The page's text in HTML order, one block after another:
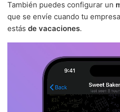
También puedes configurar un
que se envíe cuando tu empresa
estás de vacaciones.